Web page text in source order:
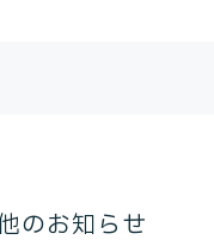
のお知らせ